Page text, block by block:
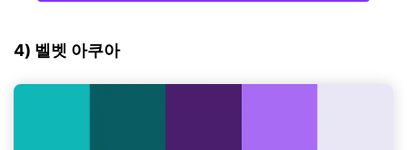
4) 벨벳 아쿠아